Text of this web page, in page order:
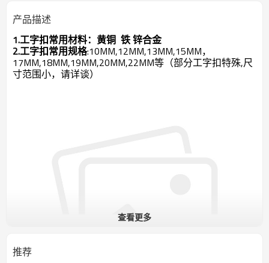
产品描述
1.工字扣常用材料： 黄铜 铁 锌合金
2.工字扣常用规格:10MM,12MM,13MM,15MM，
17MM,18MM,19MM,20MM,22MM等（部分工字扣特殊,尺
寸范围小，请详谈）
查看更多
推荐